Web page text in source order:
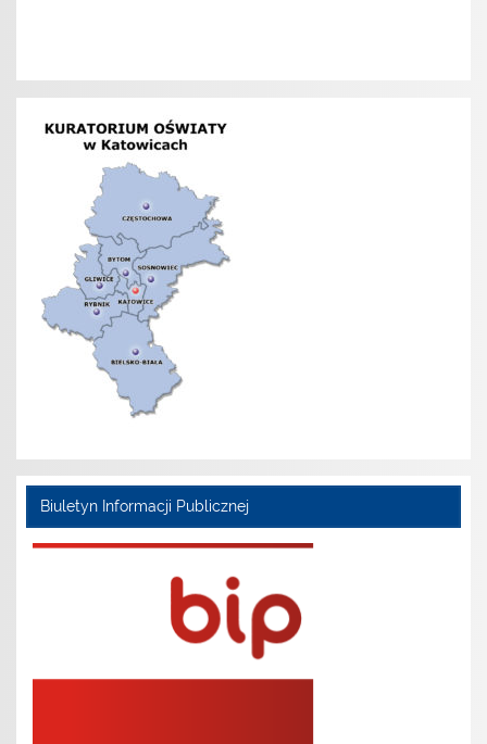
Biuletyn Informacji Publicznej